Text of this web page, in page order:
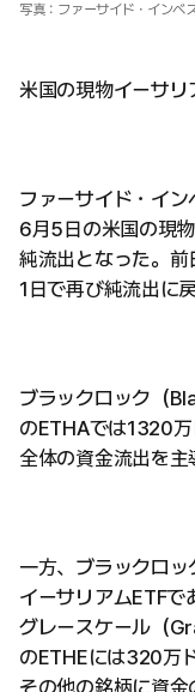
写真：ファーサイド・インベ
米国の現物イーサリ
ファーサイド・イン
6月5日の米国の現
純流出となった。前
1日で再び純流出に戻
ブラックロック（
のETHAでは1320万
全体の資金流出を主
一方、ブラックロッ
イーサリアムETFで
グレースケール（
のETHEには320万